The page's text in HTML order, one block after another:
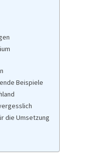
Beispiele
die Umsetzung